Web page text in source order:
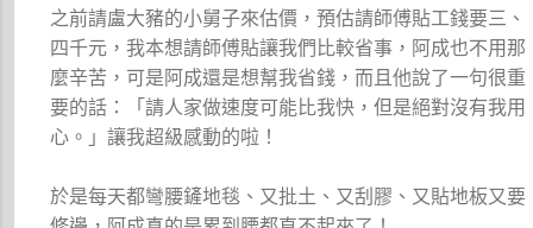
之前請盧大豬的小舅子來估價，預估請師傅貼工錢要三、
四千元，我本想請師傅貼讓我們比較省事，阿成也不用那
麼辛苦，可是阿成還是想幫我省錢，而且他說了一句很重
要的話：「請人家做速度可能比我快，但是絕對沒有我用
心。」讓我超級感動的啦！
於是每天都彎腰鏟地毯、又批土、又刮膠、又貼地板又要